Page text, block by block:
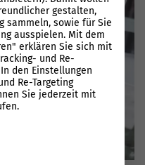
gestalten,
sammeln, sowie für Sie
ausspielen. Mit dem
erklären Sie sich mit
und Re-
den Einstellungen
Re-Targeting
Sie jederzeit mit
Gruppen, für die eine